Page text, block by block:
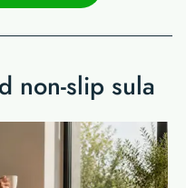
non-slip sula